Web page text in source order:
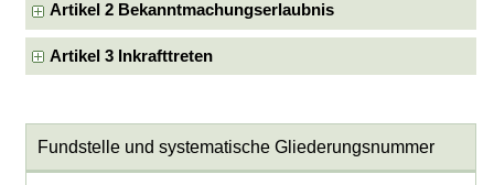
Artikel 2 Bekanntmachungserlaubnis
Artikel 3 Inkrafttreten
Fundstelle und systematische Gliederungsnummer